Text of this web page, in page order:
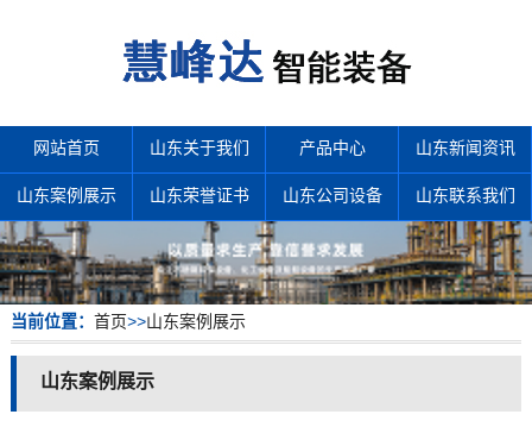
网站首页 山东关于我们 产品中心 山东新闻资讯
山东案例展示 山东荣誉证书 山东公司设备 山东联系我们
当前位置： 首页>>山东案例展示
山东案例展示